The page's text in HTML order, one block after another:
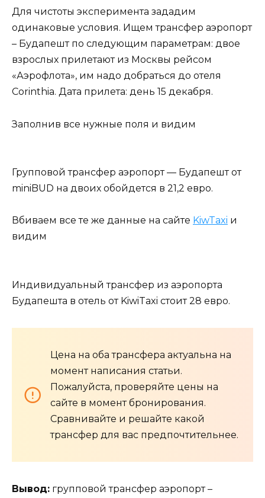
Для чистоты эксперимента зададим
одинаковые условия. Ищем трансфер аэропорт
– Будапешт по следующим параметрам: двое
взрослых прилетают из Москвы рейсом
«Аэрофлота», им надо добраться до отеля
Corinthia. Дата прилета: день 15 декабря.
Заполнив все нужные поля и видим
Групповой трансфер аэропорт — Будапешт от
miniBUD на двоих обойдется в 21,2 евро.
Вбиваем все те же данные на сайте KiwTaxi и
видим
Индивидуальный трансфер из аэропорта
Будапешта в отель от KiwiTaxi стоит 28 евро.
Цена на оба трансфера актуальна на
момент написания статьи.
Пожалуйста, проверяйте цены на
сайте в момент бронирования.
Сравнивайте и решайте какой
трансфер для вас предпочтительнее.
Вывод: групповой трансфер аэропорт –